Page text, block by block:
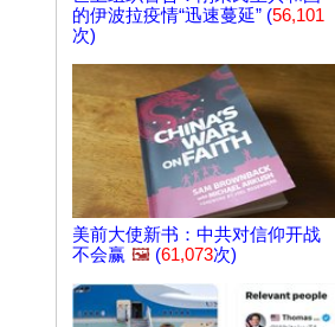
的伊波拉疫情“迅速蔓延” (56,101
次)
美前大使新书：中共对信仰开战
不会赢 🖼️ (61,073次)